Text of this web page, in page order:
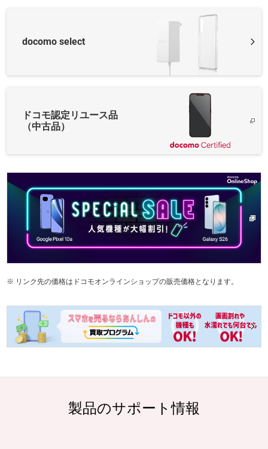
docomo select
ドコモ認定リユース品
（中古品）
リンク先の価格はドコモオンラインショップの販売価格となります。
製品のサポート情報